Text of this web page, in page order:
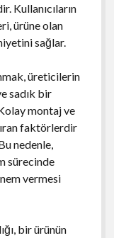
Kullanıcıların
ürüne olan
sağlar.
üreticilerin
sadık bir
montaj ve
faktörlerdir
nedenle,
sürecinde
vermesi
bir ürünün